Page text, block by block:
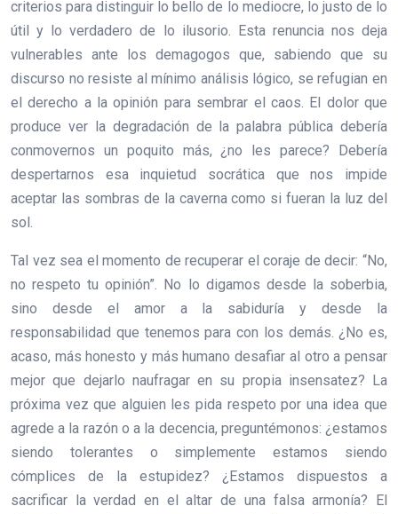
criterios para distinguir lo bello de lo mediocre, lo justo de lo
útil y lo verdadero de lo ilusorio. Esta renuncia nos deja
vulnerables ante los demagogos que, sabiendo que su
discurso no resiste al mínimo análisis lógico, se refugian en
el derecho a la opinión para sembrar el caos. El dolor que
produce ver la degradación de la palabra pública debería
conmovernos un poquito más, ¿no les parece? Debería
despertarnos esa inquietud socrática que nos impide
aceptar las sombras de la caverna como si fueran la luz del
sol.
Tal vez sea el momento de recuperar el coraje de decir: “No,
no respeto tu opinión”. No lo digamos desde la soberbia,
sino desde el amor a la sabiduría y desde la
responsabilidad que tenemos para con los demás. ¿No es,
acaso, más honesto y más humano desafiar al otro a pensar
mejor que dejarlo naufragar en su propia insensatez? La
próxima vez que alguien les pida respeto por una idea que
agrede a la razón o a la decencia, preguntémonos: ¿estamos
siendo tolerantes o simplemente estamos siendo
cómplices de la estupidez? ¿Estamos dispuestos a
sacrificar la verdad en el altar de una falsa armonía? El